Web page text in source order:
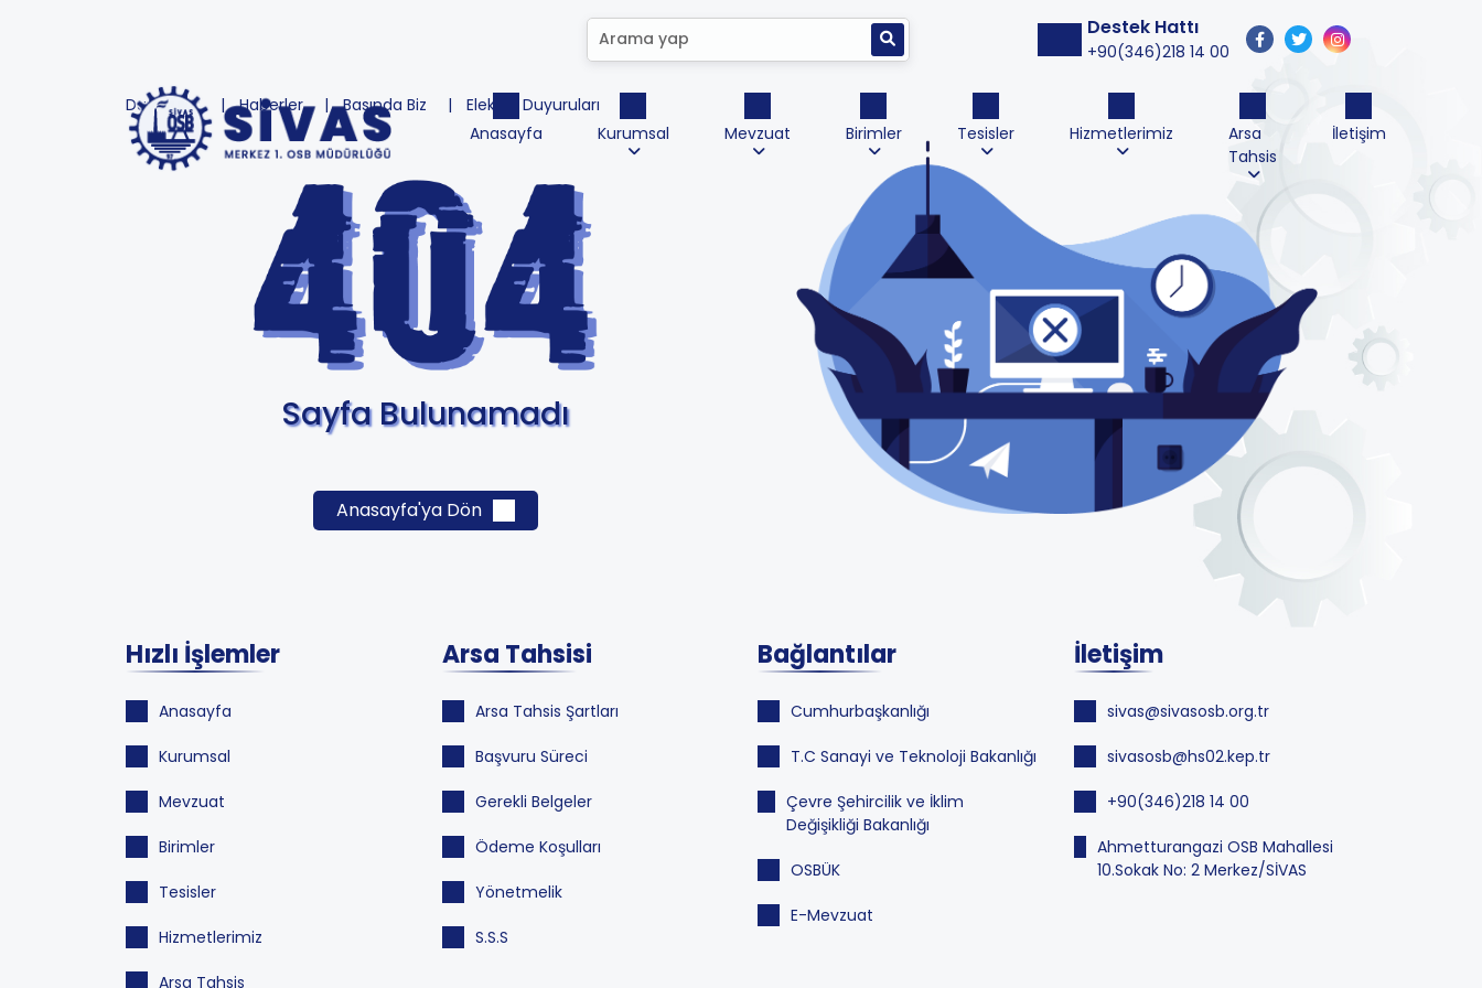
Destek Hattı
+90(346)218 14 00
Duyurular Haberler Basında Biz
Elektrik Duyuruları
Anasayfa
Kurumsal Mevzuat Birimler Tesisler Hizmetlerimiz
Arsa
Tahsis
İletişim
Sayfa Bulunamadı
Anasayfa'ya Dön
Hızlı İşlemler
Anasayfa
Kurumsal
Mevzuat
Birimler
Tesisler
Hizmetlerimiz
Arsa Tahsis
Arsa Tahsisi
Arsa Tahsis Şartları
Başvuru Süreci
Gerekli Belgeler
Ödeme Koşulları
Yönetmelik
S.S.S
Bağlantılar
Cumhurbaşkanlığı
T.C Sanayi ve Teknoloji Bakanlığı
Çevre Şehircilik ve İklim
Değişikliği Bakanlığı
OSBÜK
E-Mevzuat
İletişim
sivas@sivasosb.org.tr
sivasosb@hs02.kep.tr
+90(346)218 14 00
Ahmetturangazi OSB Mahallesi
10.Sokak No: 2 Merkez/SİVAS